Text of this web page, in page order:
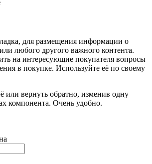
для размещения информации о
любого другого важного контента.
на интересующие покупателя вопросы
в покупке. Используйте её по своему
или вернуть обратно, изменив одну
компонента. Очень удобно.